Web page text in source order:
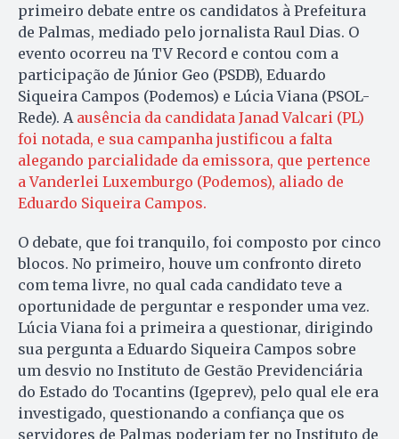
primeiro debate entre os candidatos à Prefeitura
de Palmas, mediado pelo jornalista Raul Dias. O
evento ocorreu na TV Record e contou com a
participação de Júnior Geo (PSDB), Eduardo
Siqueira Campos (Podemos) e Lúcia Viana (PSOL-
Rede). A ausência da candidata Janad Valcari (PL)
foi notada, e sua campanha justificou a falta
alegando parcialidade da emissora, que pertence
a Vanderlei Luxemburgo (Podemos), aliado de
Eduardo Siqueira Campos.
O debate, que foi tranquilo, foi composto por cinco
blocos. No primeiro, houve um confronto direto
com tema livre, no qual cada candidato teve a
oportunidade de perguntar e responder uma vez.
Lúcia Viana foi a primeira a questionar, dirigindo
sua pergunta a Eduardo Siqueira Campos sobre
um desvio no Instituto de Gestão Previdenciária
do Estado do Tocantins (Igeprev), pelo qual ele era
investigado, questionando a confiança que os
servidores de Palmas poderiam ter no Instituto de